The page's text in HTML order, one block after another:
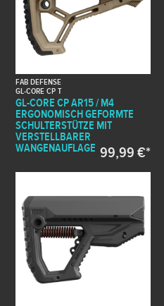
FAB DEFENSE
GL-CORE CP T
GL-CORE CP AR15 / M4
ERGONOMISCH GEFORMTE
SCHULTERSTÜTZE MIT
VERSTELLBARER
WANGENAUFLAGE 99,99 €*